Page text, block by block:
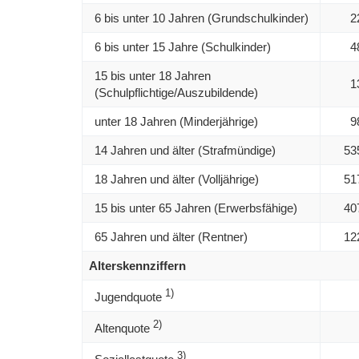
6 bis unter 10 Jahren (Grundschulkinder)
6 bis unter 15 Jahre (Schulkinder)
15 bis unter 18 Jahren
(Schulpflichtige/Auszubildende)
unter 18 Jahren (Minderjährige)
14 Jahren und älter (Strafmündige)
18 Jahren und älter (Volljährige)
15 bis unter 65 Jahren (Erwerbsfähige)
65 Jahren und älter (Rentner)
Alterskennziffern
Jugendquote 1)
Altenquote2)
3)